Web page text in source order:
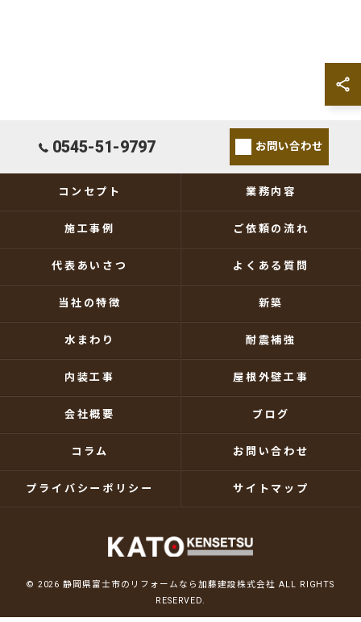
0545-51-9797 お問い合わせ
コンセプト 業務内容
施工事例 ご依頼の流れ
代表あいさつ よくある質問
当社の特徴 新築
水まわり 耐震補強
内装工事 屋根外壁工事
会社概要 ブログ
コラム お問い合わせ
プライバシーポリシー サイトマップ
© 2026 静岡県富士市のリフォームなら加藤建設株式会社 ALL RIGHTS
RESERVED.